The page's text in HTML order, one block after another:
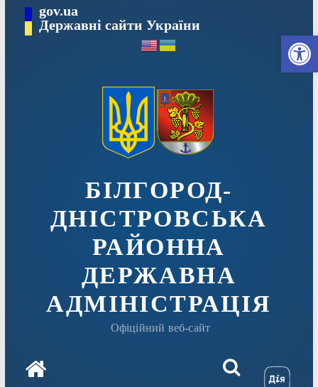
вмісту
gov.ua
Державні сайти України
БІЛГОРОД-
ДНІСТРОВСЬКА
РАЙОННА
ДЕРЖАВНА
АДМІНІСТРАЦІЯ
Офіційний веб-сайт